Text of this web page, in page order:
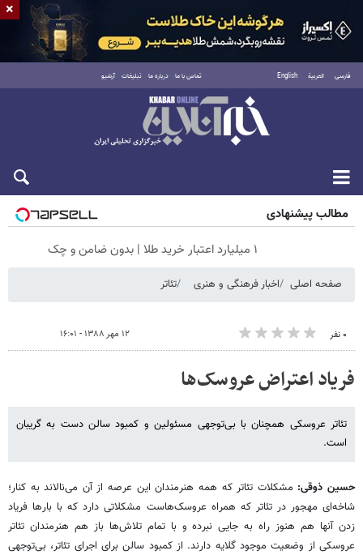
فارسی العربية English تماس با ما درباره ما تبلیغات آرشیو
جمعه ۱۶ مرداد ۱۴۰۵
مطالب پیشنهادی
۱ میلیارد اعتبار خرید طلا | بدون ضامن و چک
صفحه اصلی اخبار فرهنگی و هنری تئاتر
۰ نفر ۱۲ مهر ۱۳۸۸ - ۱۶:۰۱
فریاد اعتراض عروسک‌ها
تئاتر عروسکی همچنان با بی‌توجهی مسئولین و کمبود سالن دست به گریبان
است.
حسین ذوقی: مشکلات تئاتر که همه هنرمندان این عرصه از آن‌ می‌نالاند به کنار؛
شاخه‌ای مهجور در تئاتر که همراه عروسک‌هاست مشکلاتی دارد که با بارها فریاد
زدن آنها هم هنوز راه به جایی نبرده و با تمام تلاش‌ها باز هم هنرمندان تئاتر
عروسکی از وضعیت موجود گلایه دارند. از کمبود سالن برای اجرای تئاتر، بی‌توجهی
×